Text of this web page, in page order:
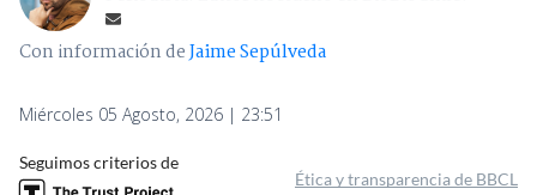
Con información deJaime Sepúlveda
Miércoles 05 Agosto, 2026 | 23:51
Seguimos criterios de
Ética y transparencia de BBCL